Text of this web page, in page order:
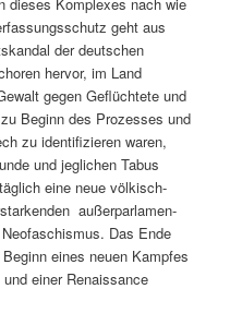
geht aus
der deutschen
her­vor, im Land
gegen Geflüchtete und
Beginn des Prozess­es und
zu iden­ti­fizieren waren,
und jeglichen Tabus
eine neue völkisch-
außer­par­la­men­
Das Ende
eines neuen Kampfes
ein­er Renais­sance